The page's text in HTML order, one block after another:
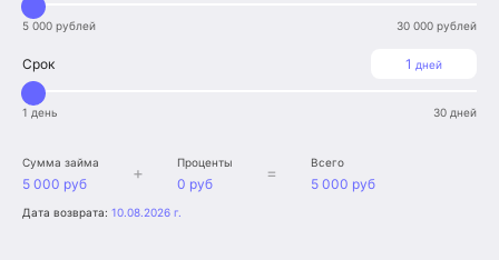
5 000 рублей 30 000 рублей
1 дней
Срок
1 день 30 дней
Сумма займа
5 000 руб
+ Проценты
0 руб
= Всего
5 000 руб
Дата возврата: 10.08.2026 г.